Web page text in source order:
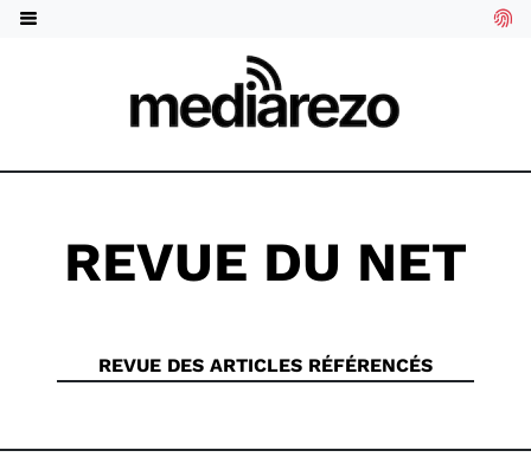
REVUE DU NET
REVUE DES ARTICLES RÉFÉRENCÉS